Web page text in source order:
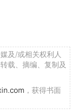
及/或相关权利人
载、摘编、复制及
，获得书面